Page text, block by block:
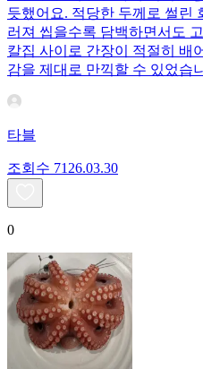
듯했어요. 적당한 두께로 썰린
러져 씹을수록 담백하면서도
칼집 사이로 간장이 적절히 배
감을 제대로 만끽할 수 있었습
타블
조회수 71 26.03.30
0